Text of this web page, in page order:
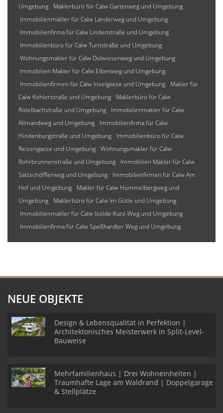
Umgebung
Maklerbüro für Calw Gartenweg und Umgebung
Immobilienmakler für Calw Länderweg und Umgebung
Immobilienfirma für Calw Lindenstraße und Umgebung
Immobilienbüro für Calw Turnstraße und Umgebung
Wohnungsmakler für Calw Dolwiesenweg und Umgebung
Immobilien Makler für Calw Elbenweg und Umgebung
Immobilienfirmen für Calw Inselgasse und Umgebung
Makler für
Calw Kohlerstraße und Umgebung
Maklerbüro für Calw
Rötelbachstraße und Umgebung
Immobilienmakler für Calw
Allmandweg und Umgebung
Immobilienfirma für Calw
Hindenburgstraße und Umgebung
Immobilienbüro für Calw
Reizengasse und Umgebung Wohnungsmakler für Calw
Rohrbrunnenstraße und Umgebung
Immobilien Makler für Calw
Salzschöfflerweg und Umgebung
Immobilienfirmen für Calw Am
Hof und Umgebung
Makler für Calw Hummelbergweg und
Umgebung
Maklerbüro für Calw Im Gütle und Umgebung
Immobilienmakler für Calw Isolde-Kurz-Weg und Umgebung
Immobilienfirma für Calw Speßhardter Weg und Umgebung
NEUE OBJEKTE
Design & Lebensqualität in Perfektion |
Architektonisches Meisterwerk in Split-Level-
Bauweise
Mehrfamilienhaus | Drei Wohneinheiten |
Traumhafte Lage am Waldrand | Doppelgarage
& Stellplätze